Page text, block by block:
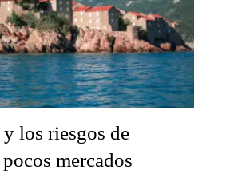
los riesgos de
mercados